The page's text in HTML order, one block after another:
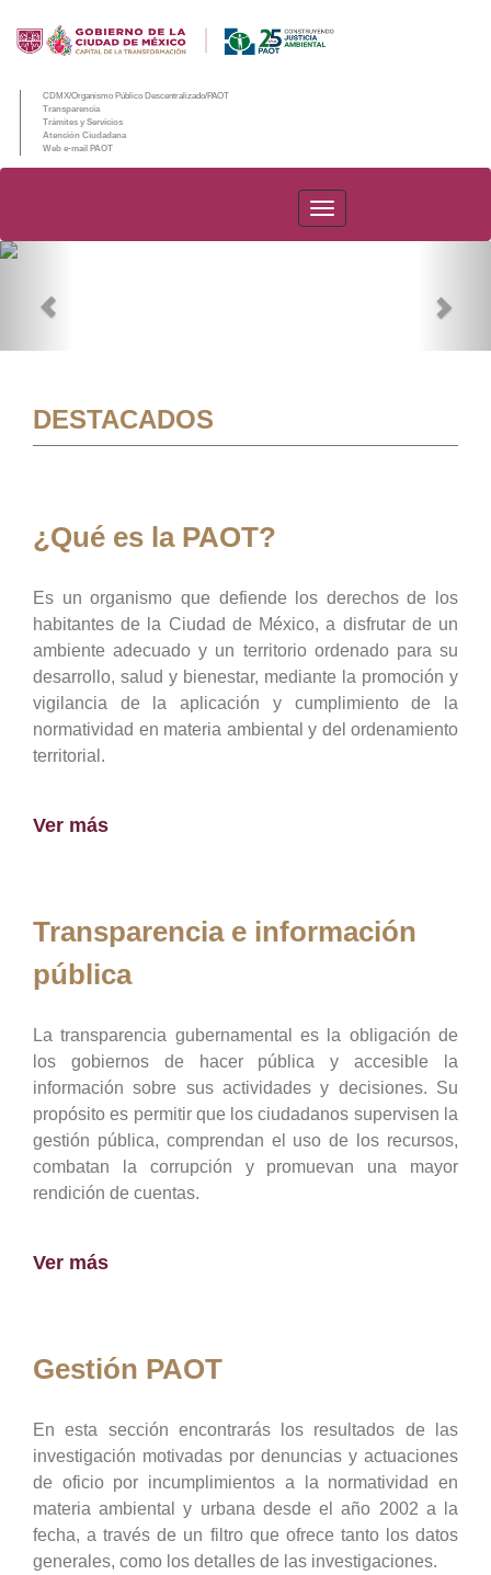
CDMX/Organismo Público Descentralizado/PAOT
Transparencia
Trámites y Servicios
Atención Ciudadana
Web e-mail PAOT
PAOT
DESTACADOS
¿Qué es la PAOT?
Es un organismo que defiende los derechos de los
habitantes de la Ciudad de México, a disfrutar de un
ambiente adecuado y un territorio ordenado para su
desarrollo, salud y bienestar, mediante la promoción y
vigilancia de la aplicación y cumplimiento de la
normatividad en materia ambiental y del ordenamiento
territorial.
Ver más
Transparencia e información
pública
La transparencia gubernamental es la obligación de
los gobiernos de hacer pública y accesible la
información sobre sus actividades y decisiones. Su
propósito es permitir que los ciudadanos supervisen la
gestión pública, comprendan el uso de los recursos,
combatan la corrupción y promuevan una mayor
rendición de cuentas.
Ver más
Gestión PAOT
En esta sección encontrarás los resultados de las
investigación motivadas por denuncias y actuaciones
de oficio por incumplimientos a la normatividad en
materia ambiental y urbana desde el año 2002 a la
fecha, a través de un filtro que ofrece tanto los datos
generales, como los detalles de las investigaciones.